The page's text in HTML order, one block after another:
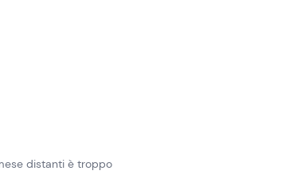
distanti è troppo